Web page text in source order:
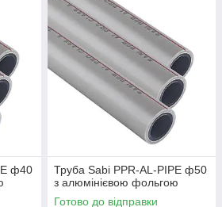
ф40
Труба Sabi PPR-AL-PIPE ф50
з алюмінієвою фольгою
Готово до відправки